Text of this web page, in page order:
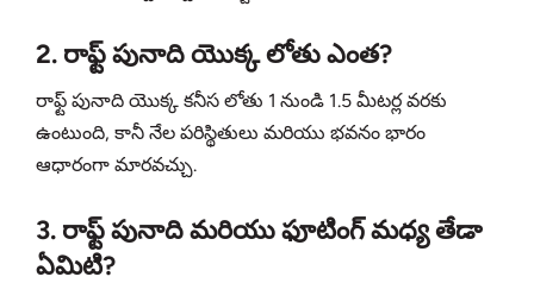
2. రాఫ్ట్ పునాది యొక్క లోతు ఎంత?
రాఫ్ట్ పునాది యొక్క కనీస లోతు 1 నుండి 1.5 మీటర్ల వరకు
ఉంటుంది, కానీ నేల పరిస్థితులు మరియు భవనం భారం
ఆధారంగా మారవచ్చు.
3. రాఫ్ట్ పునాది మరియు ఫూటింగ్ మధ్య తేడా
ఏమిటి?